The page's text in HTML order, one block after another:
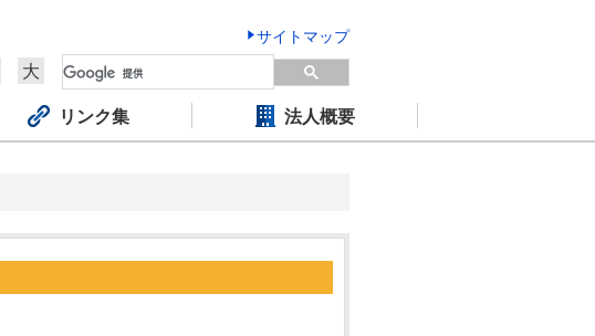
サイトマップ
大
リンク集 法人概要